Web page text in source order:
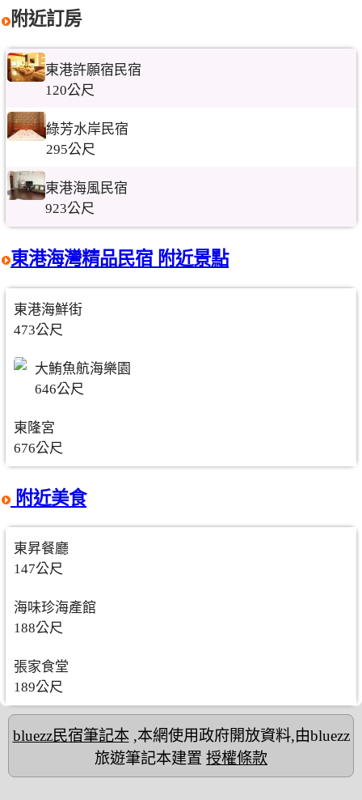
附近訂房
東港許願宿民宿
120公尺
綠芳水岸民宿
295公尺
東港海風民宿
923公尺
東港海灣精品民宿 附近景點
東港海鮮街
473公尺
大鮪魚航海樂園
646公尺
東隆宮
676公尺
附近美食
東昇餐廳
147公尺
海味珍海產館
188公尺
張家食堂
189公尺
bluezz民宿筆記本,本網使用政府開放資料,由bluezz
旅遊筆記本建置 授權條款